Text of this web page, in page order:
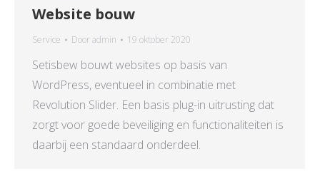
Website bouw
Service Dooradmin 19 oktober 2020
Setisbew bouwt websites op basis van
WordPress, eventueel in combinatie met
Revolution Slider. Een basis plug-in uitrusting dat
zorgt voor goede beveiliging en functionaliteiten is
daarbij een standaard onderdeel.